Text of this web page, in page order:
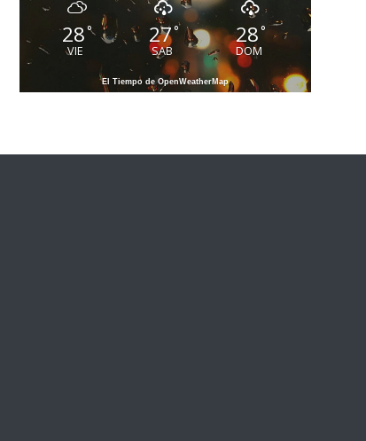
28°
VIE
27°
SAB
28°
DOM
El Tiempo de OpenWeatherMap